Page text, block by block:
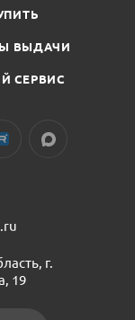
ВЫДАЧИ
СЕРВИС
г.
19